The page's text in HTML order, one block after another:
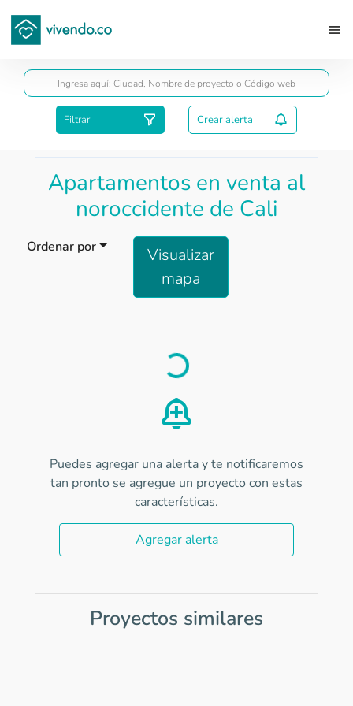
Filtrar Crear alerta
Apartamentos en venta al
noroccidente de Cali
Ordenar por
Visualizar
mapa
Load
Puedes agregar una alerta y te notificaremos
tan pronto se agregue un proyecto con estas
características.
Agregar alerta
Proyectos similares
Guardar